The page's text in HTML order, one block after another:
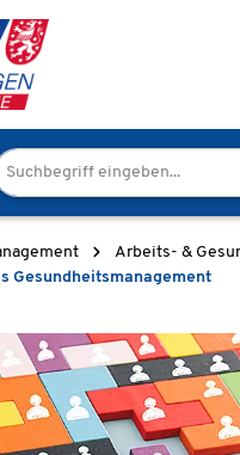
springen
Arbeits- &
Gesundheitsmanagement
überspringen